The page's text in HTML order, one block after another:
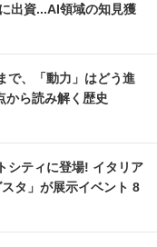
出資...AI領域の知見獲
で、「動力」はどう進
から読み解く歴史
シティに登場! イタリア
タ」が展示イベント 8